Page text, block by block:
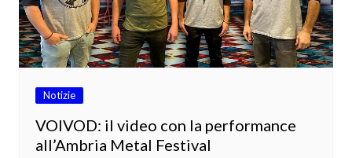
Notizie
VOIVOD: il video con la performance
all’Ambria Metal Festival